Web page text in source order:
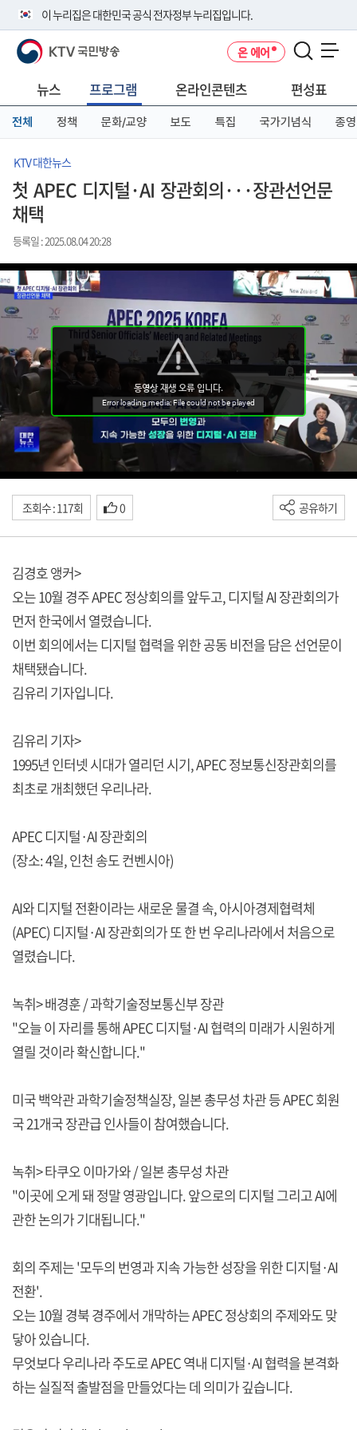
이 누리집은 대한민국 공식 전자정부 누리집입니다.
공식 누리집 주소 확인하기
니다.
이밖에 or.kr 또는 .kr등 다른 도메인 주소를 사용하고 있다면 아래 URL에
서 도메인 주소를 확인해 보세요
KTV 국민방송 온 에어
뉴스 프로그램 온라인콘텐츠 편성표
전체 정책 문화/교양 보도 특집 국가기념식 종영
KTV 대한뉴스
첫 APEC 디지털·AI 장관회의···장관선언문
채택
등록일 : 2025.08.04 20:28
조회수 : 117회 0 공유하기
김경호 앵커>
오는 10월 경주 APEC 정상회의를 앞두고, 디지털 AI 장관회의가
먼저 한국에서 열렸습니다.
이번 회의에서는 디지털 협력을 위한 공동 비전을 담은 선언문이
채택됐습니다.
김유리 기자입니다.
김유리 기자>
1995년 인터넷 시대가 열리던 시기, APEC 정보통신장관회의를
최초로 개최했던 우리나라.
APEC 디지털·AI 장관회의
(장소: 4일, 인천 송도 컨벤시아)
AI와 디지털 전환이라는 새로운 물결 속, 아시아경제협력체
(APEC) 디지털·AI 장관회의가 또 한 번 우리나라에서 처음으로
열렸습니다.
녹취> 배경훈 / 과학기술정보통신부 장관
"오늘 이 자리를 통해 APEC 디지털·AI 협력의 미래가 시원하게
열릴 것이라 확신합니다."
미국 백악관 과학기술정책실장, 일본 총무성 차관 등 APEC 회원
국 21개국 장관급 인사들이 참여했습니다.
녹취> 타쿠오 이마가와 / 일본 총무성 차관
"이곳에 오게 돼 정말 영광입니다. 앞으로의 디지털 그리고 AI에
관한 논의가 기대됩니다."
회의 주제는 '모두의 번영과 지속 가능한 성장을 위한 디지털·AI
전환'.
오는 10월 경북 경주에서 개막하는 APEC 정상회의 주제와도 맞
닿아 있습니다.
무엇보다 우리나라 주도로 APEC 역내 디지털·AI 협력을 본격화
하는 실질적 출발점을 만들었다는 데 의미가 깊습니다.